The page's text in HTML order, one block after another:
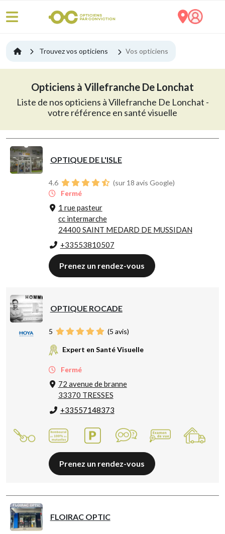
Trouvez vos opticiens Vos opticiens
Opticiens à Villefranche De Lonchat
Liste de nos opticiens à Villefranche De Lonchat -
votre référence en santé visuelle
OPTIQUE DE L'ISLE
4.6
(sur 18 avis Google)
Fermé
1 rue pasteur
cc intermarche
24400 SAINT MEDARD DE MUSSIDAN
+33553810507
Prenez un rendez-vous
OPTIQUE ROCADE
5 (5 avis)
Expert en Santé Visuelle
Fermé
72 avenue de branne
33370 TRESSES
+33557148373
Prenez un rendez-vous
FLOIRAC OPTIC